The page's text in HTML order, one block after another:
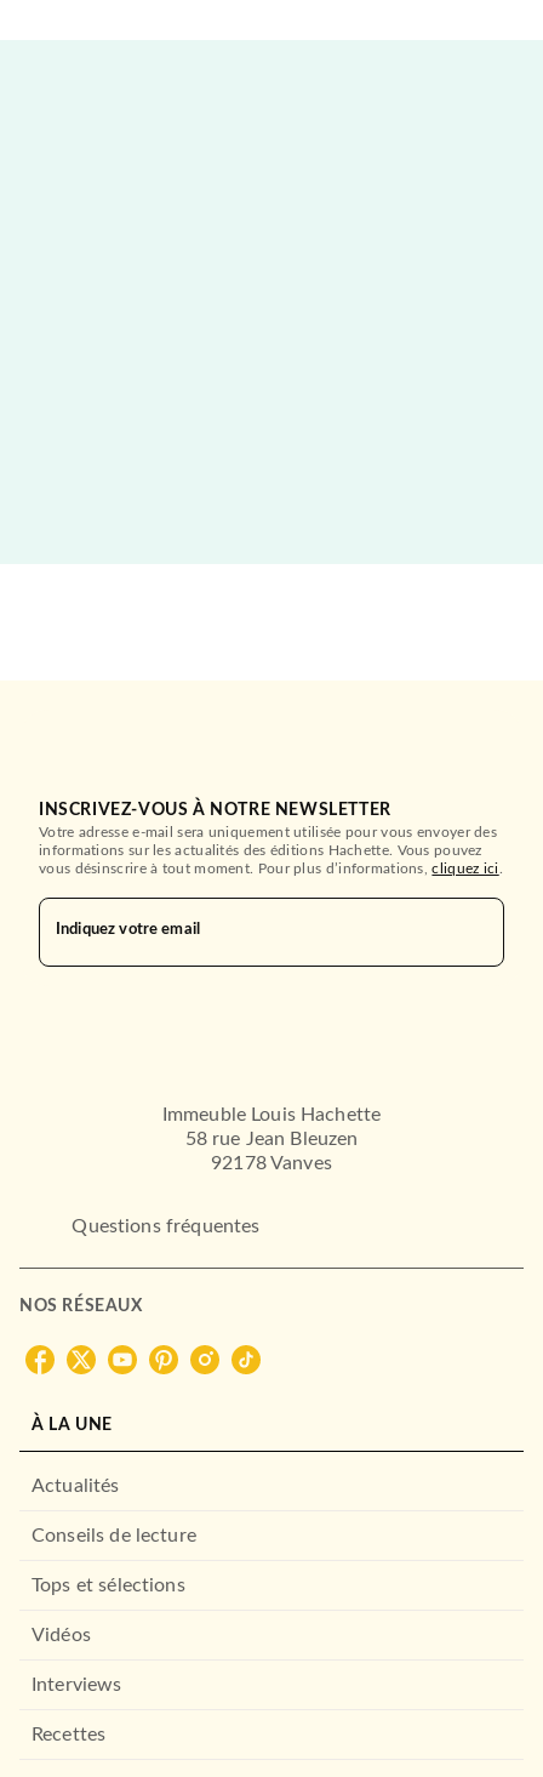
INSCRIVEZ-VOUS À NOTRE NEWSLETTER
Votre adresse e-mail sera uniquement utilisée pour vous envoyer des
informations sur les actualités des éditions Hachette. Vous pouvez
vous désinscrire à tout moment. Pour plus d’informations,cliquez ici
Indiquez votre email
Immeuble Louis Hachette
58 rue Jean Bleuzen
92178 Vanves
Questions fréquentes
NOS RÉSEAUX
À LA UNE
Actualités
Conseils de lecture
Tops et sélections
Vidéos
Interviews
Recettes